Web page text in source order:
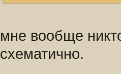
мне вообще
схематично.